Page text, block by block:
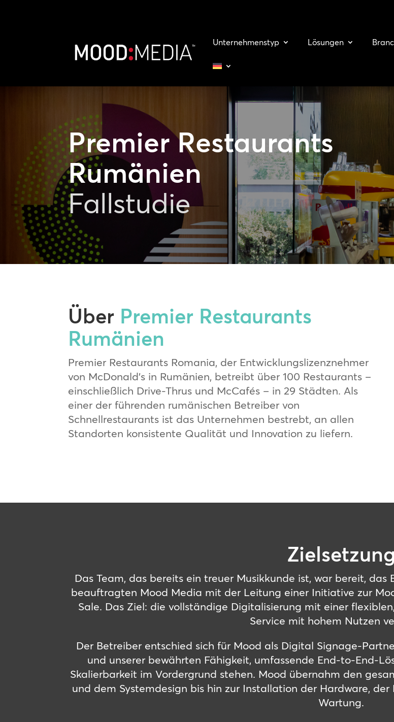
Unternehmenstyp Lösungen
Premier Restaurants
Rumänien
Fallstudie
Über Premier Restaurants
Rumänien
Premier Restaurants Romania, der Entwicklungslizenznehmer
von McDonald’s in Rumänien, betreibt über 100 Restaurants –
einschließlich Drive-Thrus und McCafés – in 29 Städten. Als
einer der führenden rumänischen Betreiber von
Schnellrestaurants ist das Unternehmen bestrebt, an allen
Standorten konsistente Qualität und Innovation zu liefern.
Zielsetzung
Das Team, das bereits ein treuer Musikkunde ist, war bereit, das
beauftragten Mood Media mit der Leitung einer Initiative zur
Sale. Das Ziel: die vollständige Digitalisierung mit einer
Service mit hohem Nutzen
Der Betreiber entschied sich für Mood als Digital Signage-
und unserer bewährten Fähigkeit, umfassende End-to-End-
Skalierbarkeit im Vordergrund stehen. Mood übernahm den
und dem Systemdesign bis hin zur Installation der Hardware,
Wartung.